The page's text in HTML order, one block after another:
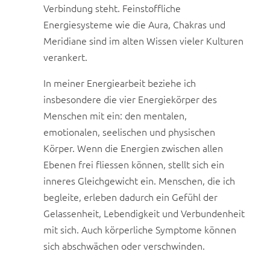
Verbindung steht. Feinstoffliche
Energiesysteme wie die Aura, Chakras und
Meridiane sind im alten Wissen vieler Kulturen
verankert.
In meiner Energiearbeit beziehe ich
insbesondere die vier Energiekörper des
Menschen mit ein: den mentalen,
emotionalen, seelischen und physischen
Körper. Wenn die Energien zwischen allen
Ebenen frei fliessen können, stellt sich ein
inneres Gleichgewicht ein. Menschen, die ich
begleite, erleben dadurch ein Gefühl der
Gelassenheit, Lebendigkeit und Verbundenheit
mit sich. Auch körperliche Symptome können
sich abschwächen oder verschwinden.